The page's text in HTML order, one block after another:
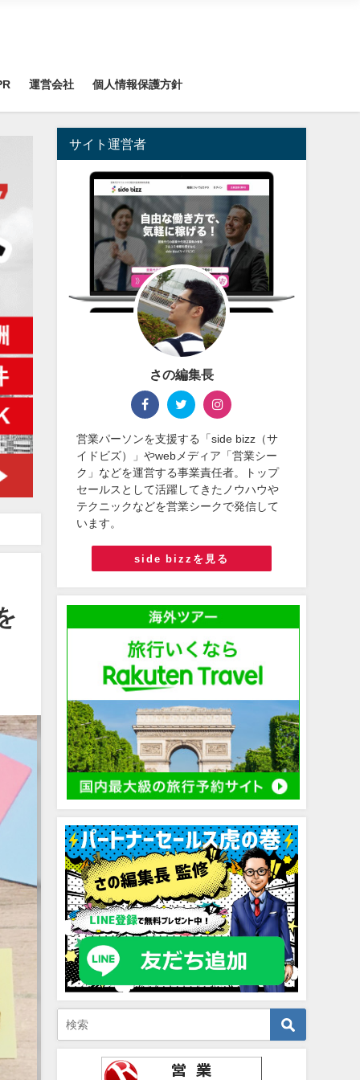
運営会社 個人情報保護方針
サイト運営者
さの編集長
営業パーソンを支援する「side bizz（サ
イドビズ）」やwebメディア「営業シー
ク」などを運営する事業責任者。トップ
セールスとして活躍してきたノウハウや
テクニックなどを営業シークで発信して
います。
side bizzを見る